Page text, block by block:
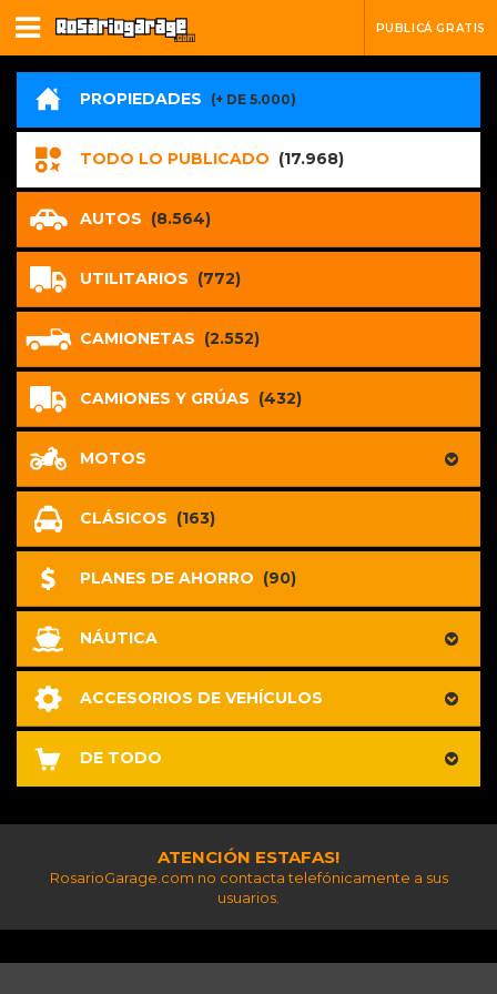
PUBLICÁ GRATIS
PROPIEDADES (+ DE 5.000)
TODO LO PUBLICADO (17.968)
AUTOS (8.564)
UTILITARIOS (772)
CAMIONETAS (2.552)
CAMIONES Y GRÚAS (432)
MOTOS
CLÁSICOS (163)
PLANES DE AHORRO (90)
NÁUTICA
ACCESORIOS DE VEHÍCULOS
DE TODO
ATENCIÓN ESTAFAS!
RosarioGarage.com no contacta telefónicamente a sus
usuarios.